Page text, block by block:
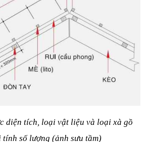
diện tích, loại vật liệu và loại xà gồ
số lượng (ảnh sưu tầm)